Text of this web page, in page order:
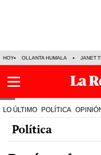
HOY OLLANTA HUMALA JANET
LO ÚLTIMO POLÍTICA
Política